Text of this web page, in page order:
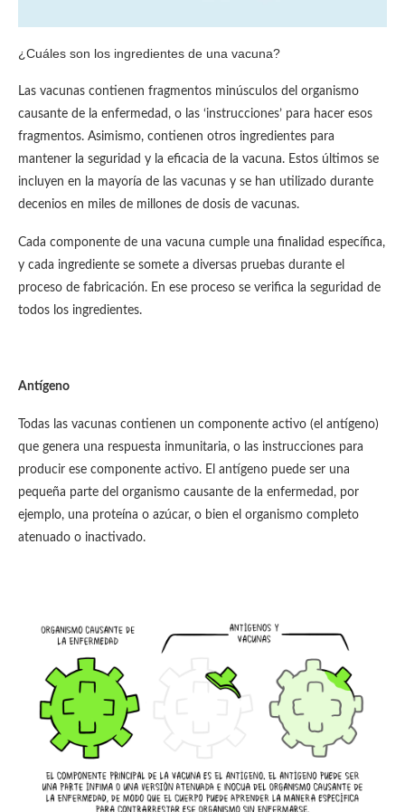
¿Cuáles son los ingredientes de una vacuna?
Las vacunas contienen fragmentos minúsculos del organismo
causante de la enfermedad, o las ‘instrucciones’ para hacer esos
fragmentos. Asimismo, contienen otros ingredientes para
mantener la seguridad y la eficacia de la vacuna. Estos últimos se
incluyen en la mayoría de las vacunas y se han utilizado durante
decenios en miles de millones de dosis de vacunas.
Cada componente de una vacuna cumple una finalidad específica,
y cada ingrediente se somete a diversas pruebas durante el
proceso de fabricación. En ese proceso se verifica la seguridad de
todos los ingredientes.
Antígeno
Todas las vacunas contienen un componente activo (el antígeno)
que genera una respuesta inmunitaria, o las instrucciones para
producir ese componente activo. El antígeno puede ser una
pequeña parte del organismo causante de la enfermedad, por
ejemplo, una proteína o azúcar, o bien el organismo completo
atenuado o inactivado.